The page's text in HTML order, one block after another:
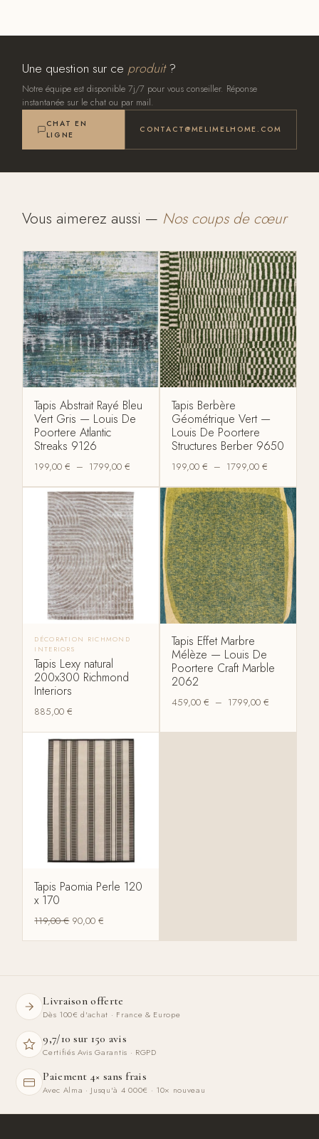
Une question sur ce produit?
Notre équipe est disponible 7j/7 pour vous conseiller. Réponse
instantanée sur le chat ou par mail.
CHAT EN
LIGNE
CONTACT@MELIMELHOME.COM
Vous aimerez aussi — Nos coups de cœur
Tapis Abstrait Rayé Bleu
Vert Gris — Louis De
Poortere Atlantic
Streaks 9126
199,00€ – 1799,00€
Tapis Berbère
Géométrique Vert —
Louis De Poortere
Structures Berber 9650
199,00 € – 1799,00 €
DÉCORATION RICHMOND
INTERIORS
Tapis Lexy natural
200x300 Richmond
Interiors
885,00€
Tapis Effet Marbre
Mélèze — Louis De
Poortere Craft Marble
2062
459,00 € – 1799,00 €
Tapis Paomia Perle 120
x 170
119,00€ 90,00€
Livraison offerte
Dès 100€ d'achat · France & Europe
9,7/10 sur 150 avis
Certifiés Avis Garantis · RGPD
Paiement 4× sans frais
Avec Alma · Jusqu'à 4 000€ · 10× nouveau